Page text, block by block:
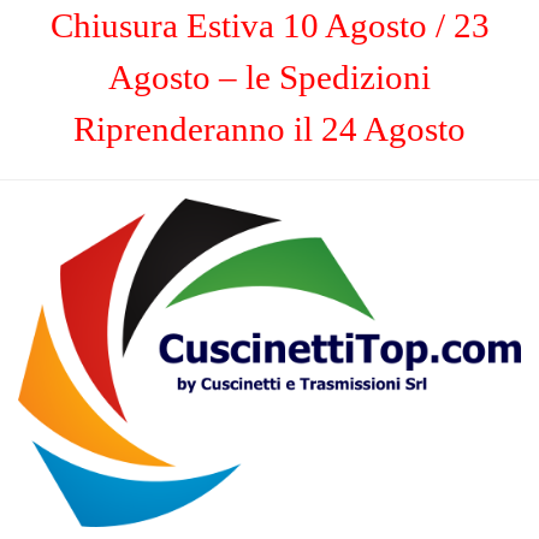
Chiusura Estiva 10 Agosto / 23
Agosto – le Spedizioni
Riprenderanno il 24 Agosto